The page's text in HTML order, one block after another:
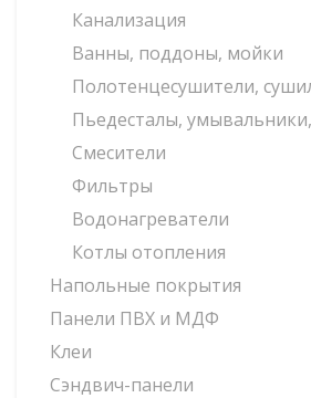
Канализация
Ванны, поддоны, мойки
Полотенцесушители,
Пьедесталы,
Смесители
Фильтры
Водонагреватели
Котлы отопления
Напольные покрытия
Панели ПВХ и МДФ
Клеи
Сэндвич-панели